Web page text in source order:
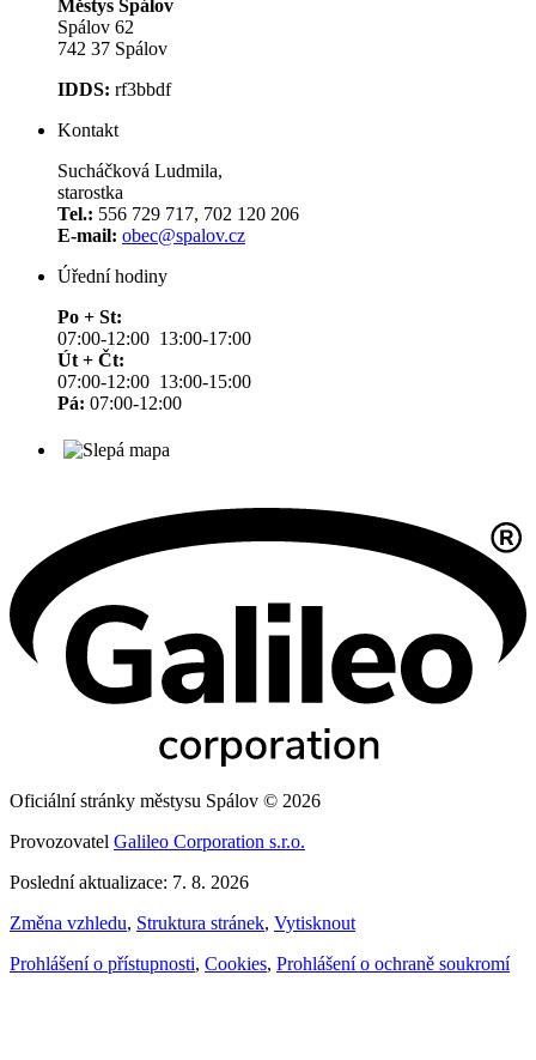
Městys Spálov
Spálov 62
742 37 Spálov
IDDS: rf3bbdf
Kontakt
Sucháčková Ludmila,
starostka
Tel.: 556 729 717, 702 120 206
E-mail: obec@spalov.cz
Úřední hodiny
Po + St:
07:00-12:00 13:00-17:00
Út + Čt:
07:00-12:00 13:00-15:00
Pá: 07:00-12:00
Oficiální stránky městysu Spálov © 2026
Provozovatel Galileo Corporation s.r.o.
Poslední aktualizace: 7. 8. 2026
Změna vzhledu, Struktura stránek, Vytisknout
Prohlášení o přístupnosti, Cookies, Prohlášení o ochraně soukromí